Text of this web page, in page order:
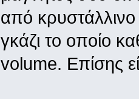
από κρυστάλλινο
γκάζι το οποίο
volume. Επίσης